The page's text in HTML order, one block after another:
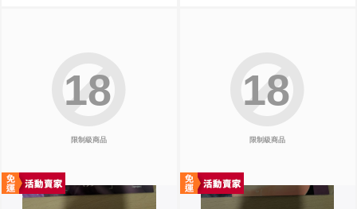
限制級商品
18
限制級商品
18